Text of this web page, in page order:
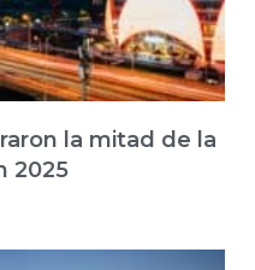
la mitad de la
2025